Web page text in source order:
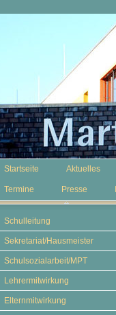
Startseite Aktuelles
Termine Presse
Schulleitung
Sekretariat/Hausmeister
Schulsozialarbeit/MPT
Lehrermitwirkung
Elternmitwirkung